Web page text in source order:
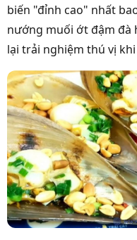
biến "đỉnh cao" nhất
nướng muối ớt đậm đà
lại trải nghiệm thú vị